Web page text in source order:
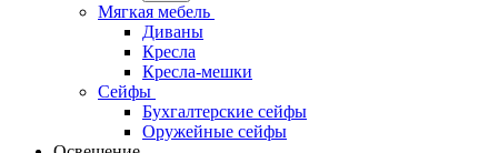
Мягкая мебель
Диваны
Кресла
Кресла-мешки
Сейфы
Бухгалтерские сейфы
Оружейные сейфы